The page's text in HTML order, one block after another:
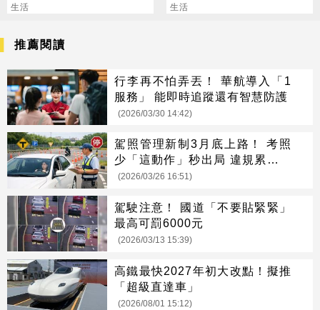
人狂讚：超方便
生活
起」？ 網齊勸快逃
生活
推薦閱讀
行李再不怕弄丟！ 華航導入「1
服務」 能即時追蹤還有智慧防護
(2026/03/30 14:42)
駕照管理新制3月底上路！ 考照
少「這動作」秒出局 違規累犯要
矯正
(2026/03/26 16:51)
駕駛注意！ 國道「不要貼緊緊」
最高可罰6000元
(2026/03/13 15:39)
高鐵最快2027年初大改點！擬推
「超級直達車」
(2026/08/01 15:12)